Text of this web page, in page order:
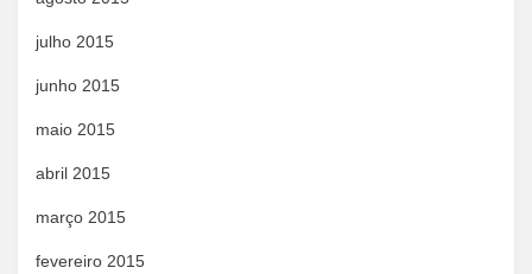
julho 2015
junho 2015
maio 2015
abril 2015
março 2015
fevereiro 2015